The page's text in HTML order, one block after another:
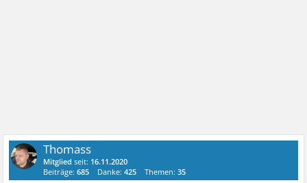
Thomass
Mitglied seit: 16.11.2020
Beiträge:685 Danke:425 Themen:35